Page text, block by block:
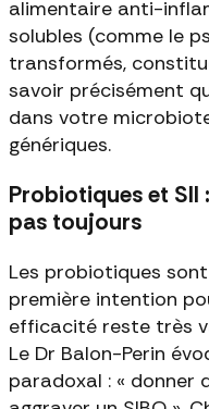
alimentaire anti-
solubles (comme le
transformés,
savoir précisément
dans votre
génériques.
Probiotiques et
pas toujours
Les probiotiques
première intention
efficacité reste très
Le Dr Balon-Perin
paradoxal : « donner